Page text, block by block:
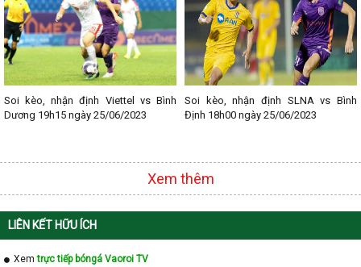
Soi kèo, nhận định Viettel vs Bình
Dương 19h15 ngày 25/06/2023
Soi kèo, nhận định SLNA vs Bình
Định 18h00 ngày 25/06/2023
Xem thêm
LIÊN KẾT HỮU ÍCH
Xemtrực tiếp bóngá Vaoroi TV